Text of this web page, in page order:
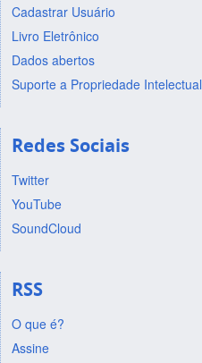
Cadastrar Usuário
Livro Eletrônico
Dados abertos
Suporte a Propriedade Intelectual
Redes Sociais
Twitter
YouTube
SoundCloud
RSS
O que é?
Assine